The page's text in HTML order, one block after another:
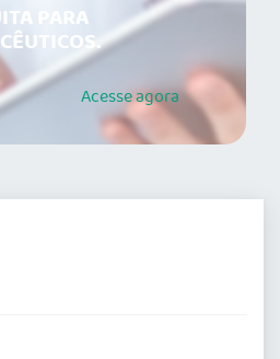
PARA
Acesseagora